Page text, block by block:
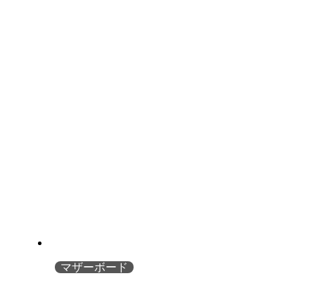
マザーボード